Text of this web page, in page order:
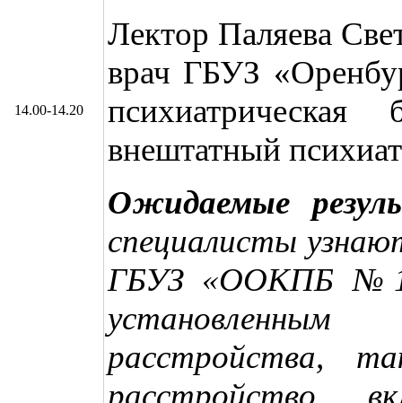
14.00-14.20
Лектор Паляева
врач ГБУЗ
внештатный
Ожидаемые
специалисты
ГБУЗ «ООКПБ
установленным
расстройства,
расстройство,